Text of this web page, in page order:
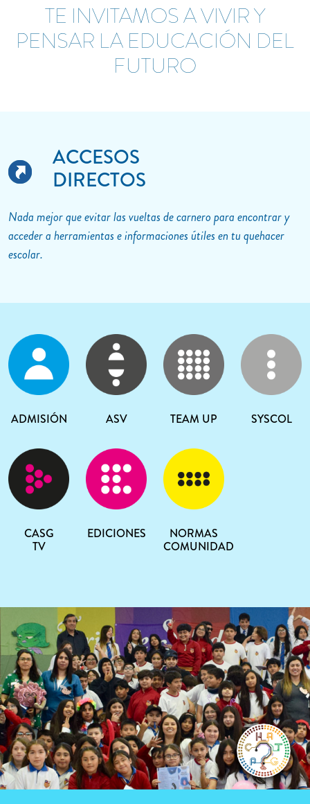
TE INVITAMOS A VIVIR Y
PENSAR LA EDUCACIÓN DEL
FUTURO
ACCESOS
DIRECTOS
Nada mejor que evitar las vueltas de carnero para encontrar y
acceder a herramientas e informaciones útiles en tu quehacer
escolar.
ADMISIÓN ASV TEAM UP SYSCOL
CASG
TV
EDICIONES
NORMAS
COMUNIDAD